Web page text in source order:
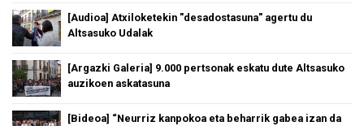
[Audioa] Atxiloketekin "desadostasuna" agertu du
Altsasuko Udalak
[Argazki Galeria] 9.000 pertsonak eskatu dute Altsasuko
auzikoen askatasuna
[Bideoa] “Neurriz kanpokoa eta beharrik gabea izan da